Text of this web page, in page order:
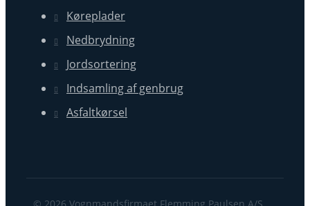
Køreplader
Nedbrydning
Jordsortering
Indsamling af genbrug
Asfaltkørsel
© 2026 Vognmandsfirmaet Flemming Paulsen A/S